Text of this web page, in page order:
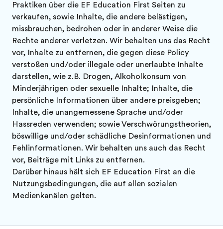
Praktiken über die EF Education First Seiten zu
verkaufen, sowie Inhalte, die andere belästigen,
missbrauchen, bedrohen oder in anderer Weise die
Rechte anderer verletzen. Wir behalten uns das Recht
vor, Inhalte zu entfernen, die gegen diese Policy
verstoßen und/oder illegale oder unerlaubte Inhalte
darstellen, wie z.B. Drogen, Alkoholkonsum von
Minderjährigen oder sexuelle Inhalte; Inhalte, die
persönliche Informationen über andere preisgeben;
Inhalte, die unangemessene Sprache und/oder
Hassreden verwenden; sowie Verschwörungstheorien,
böswillige und/oder schädliche Desinformationen und
Fehlinformationen. Wir behalten uns auch das Recht
vor, Beiträge mit Links zu entfernen.
Darüber hinaus hält sich EF Education First an die
Nutzungsbedingungen, die auf allen sozialen
Medienkanälen gelten.